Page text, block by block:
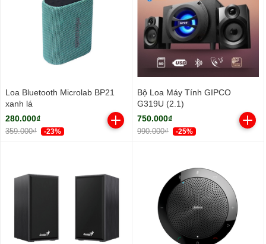
Loa Bluetooth Microlab BP21
xanh lá
280.000₫
359.000₫ -23%
Bộ Loa Máy Tính GIPCO
G319U (2.1)
750.000₫
990.000₫ -25%